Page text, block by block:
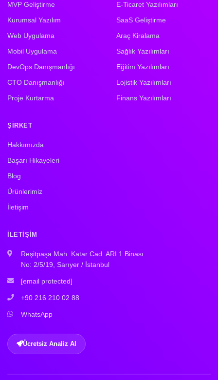
MVP Geliştirme
Kurumsal Yazılım
Web Uygulama
Mobil Uygulama
DevOps Danışmanlığı
CTO Danışmanlığı
Proje Kurtarma
E-Ticaret Yazılımları
SaaS Geliştirme
Araç Kiralama
Sağlık Yazılımları
Eğitim Yazılımları
Lojistik Yazılımları
Finans Yazılımları
ŞIRKET
Hakkımızda
Başarı Hikayeleri
Blog
Ürünlerimiz
İletişim
İLETIŞIM
Reşitpaşa Mah. Katar Cad. ARI 1 Binası
No: 2/5/19, Sarıyer / İstanbul
[email protected]
+90 216 210 02 88
WhatsApp
Ücretsiz Analiz Al